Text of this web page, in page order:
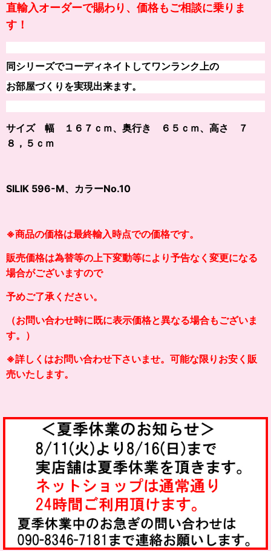
直輸入オーダーで賜わり、価格もご相談に乗りま
す！
同シリーズでコーディネイトしてワンランク上の
お部屋づくりを実現出来ます。
サイズ 幅 １６７ｃｍ、奥行き ６５ｃｍ、高さ ７
８，５ｃｍ
SILIK 596-M、カラーNo.10
※商品の価格は最終輸入時点での価格です。
販売価格は為替等の上下変動等により予告なく変更になる
場合がございますので
予めご了承ください。
（お問い合わせ時に既に表示価格と異なる場合もございま
す。）
※詳しくはお問い合わせ下さいませ。可能な限りお安く販
売いたします。